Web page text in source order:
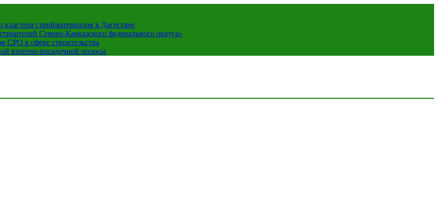
стройматериалов в Дагестане
Северо-Кавказского федерального округа»
СРО в сфере строительства
взлетно-посадочной полосы